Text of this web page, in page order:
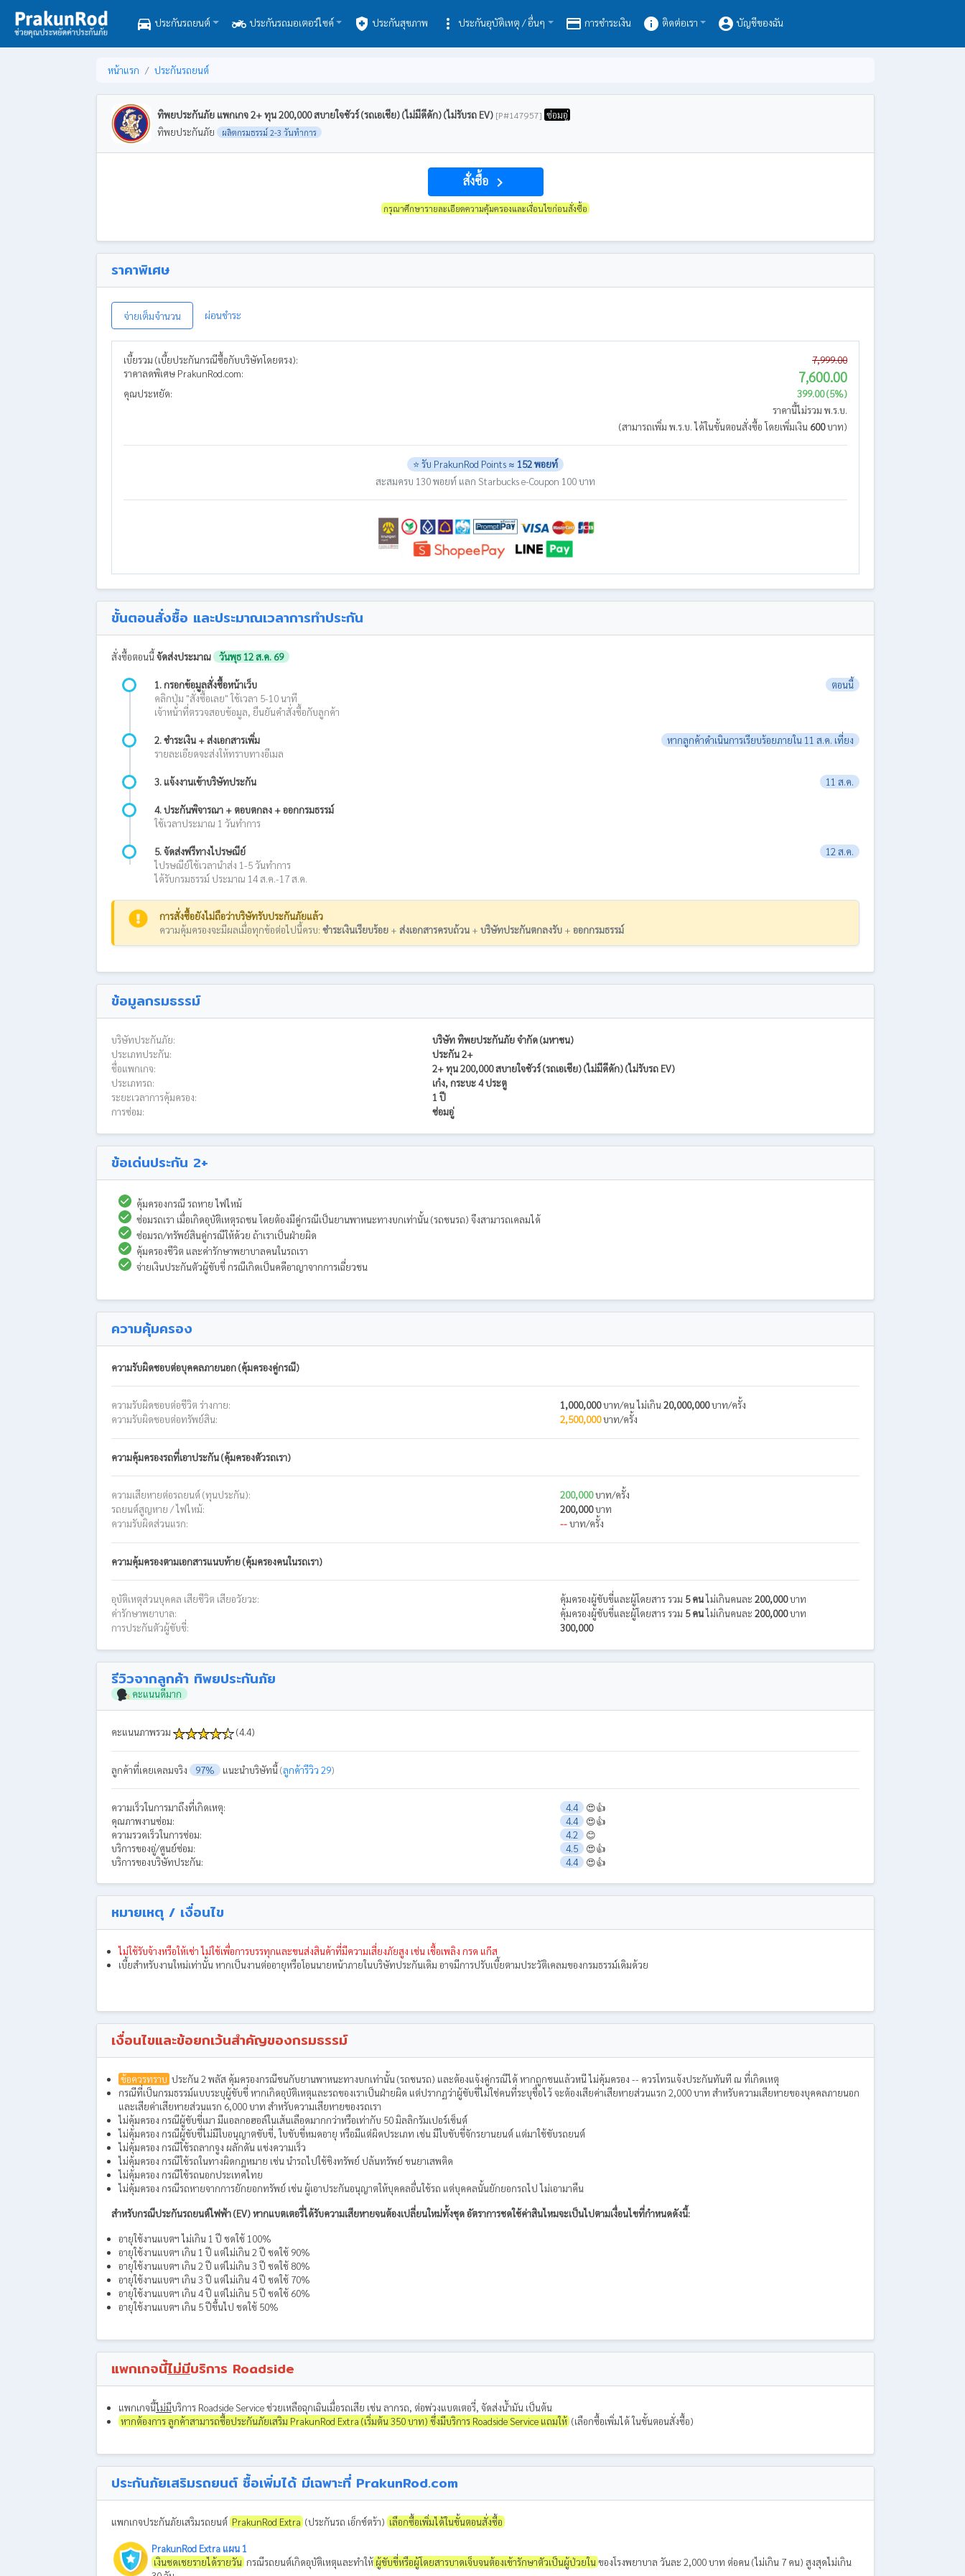
directions_car ประกันรถยนต์ two_wheeler ประกันรถมอเตอร์ไซค์ health_and_safety ประกันสุขภาพ more_vert ประกันอุบัติเหตุ / อื่นๆ payment การชำระเงิน info ติดต่อเรา account_circle บัญชีของฉัน
หน้าแรก ประกันรถยนต์
ทิพยประกันภัย แพกเกจ 2+ ทุน 200,000 สบายใจชัวร์ (รถเอเชีย) (ไม่มีดีดัก) (ไม่รับรถ EV) [P#147957] ซ่อมอู่
ทิพยประกันภัย
ผลิตกรมธรรม์ 2-3 วันทำการ
สั่งซื้อ navigate_next
กรุณาศึกษารายละเอียดความคุ้มครองและเงื่อนไขก่อนสั่งซื้อ
ราคาพิเศษ
จ่ายเต็มจำนวน ผ่อนชำระ
เบี้ยรวม (เบี้ยประกันกรณีซื้อกับบริษัทโดยตรง):
7,999.00
ราคาลดพิเศษ PrakunRod.com:
7,600.00
คุณประหยัด:
399.00 (5%)
ราคานี้ไม่รวม พ.ร.บ.
(สามารถเพิ่ม พ.ร.บ. ได้ในขั้นตอนสั่งซื้อ โดยเพิ่มเงิน 600บาท)
⭐ รับ PrakunRod Points ≈ 152 พอยท์
สะสมครบ 130 พอยท์ แลก Starbucks e-Coupon 100 บาท
ขั้นตอนสั่งซื้อ และประมาณเวลาการทำประกัน
สั่งซื้อตอนนี้จัดส่งประมาณ วันพุธ 12 ส.ค. 69
1. กรอกข้อมูลสั่งซื้อหน้าเว็บ
ตอนนี้
คลิกปุ่ม "สั่งซื้อเลย" ใช้เวลา 5-10 นาที
เจ้าหน้าที่ตรวจสอบข้อมูล, ยืนยันคำสั่งซื้อกับลูกค้า
2. ชำระเงิน + ส่งเอกสารเพิ่ม
หากลูกค้าดำเนินการเรียบร้อยภายใน 11 ส.ค. เที่ยง
รายละเอียดจะส่งให้ทราบทางอีเมล
3. แจ้งงานเข้าบริษัทประกัน 11 ส.ค.
4. ประกันพิจารณา + ตอบตกลง + ออกกรมธรรม์
ใช้เวลาประมาณ 1 วันทำการ
5. จัดส่งฟรีทางไปรษณีย์
12 ส.ค.
ไปรษณีย์ใช้เวลานำส่ง 1-5 วันทำการ
ได้รับกรมธรรม์ ประมาณ 14 ส.ค.-17 ส.ค.
การสั่งซื้อยังไม่ถือว่าบริษัทรับประกันภัยแล้ว
ความคุ้มครองจะมีผลเมื่อทุกข้อต่อไปนี้ครบ: ชำระเงินเรียบร้อย+ ส่งเอกสารครบถ้วน+ บริษัทประกันตกลงรับ+ ออกกรมธรรม์
ข้อมูลกรมธรรม์
บริษัทประกันภัย:
บริษัท ทิพยประกันภัย จำกัด (มหาชน)
ประเภทประกัน:
ประกัน 2+
ชื่อแพกเกจ:
2+ ทุน 200,000 สบายใจชัวร์ (รถเอเชีย) (ไม่มีดีดัก) (ไม่รับรถ EV)
ประเภทรถ:
เก๋ง, กระบะ 4 ประตู
ระยะเวลาการคุ้มครอง:
1 ปี
การซ่อม:
ซ่อมอู่
ข้อเด่นประกัน 2+
คุ้มครองกรณี รถหาย ไฟไหม้
ซ่อมรถเรา เมื่อเกิดอุบัติเหตุรถชน โดยต้องมีคู่กรณีเป็นยานพาหนะทางบกเท่านั้น (รถชนรถ) จึงสามารถเคลมได้
ซ่อมรถ/ทรัพย์สินคู่กรณีให้ด้วย ถ้าเราเป็นฝ่ายผิด
คุ้มครองชีวิต และค่ารักษาพยาบาลคนในรถเรา
จ่ายเงินประกันตัวผู้ขับขี่ กรณีเกิดเป็นคดีอาญาจากการเฉี่ยวชน
ความคุ้มครอง
ความรับผิดชอบต่อบุคคลภายนอก (คุ้มครองคู่กรณี)
ความรับผิดชอบต่อชีวิต ร่างกาย: 1,000,000บาท/คน ไม่เกิน20,000,000บาท/ครั้ง
ความรับผิดชอบต่อทรัพย์สิน:
2,500,000บาท/ครั้ง
ความคุ้มครองรถที่เอาประกัน (คุ้มครองตัวรถเรา)
ความเสียหายต่อรถยนต์ (ทุนประกัน): 200,000บาท/ครั้ง
รถยนต์สูญหาย / ไฟไหม้:
200,000บาท
ความรับผิดส่วนแรก:
--บาท/ครั้ง
ความคุ้มครองตามเอกสารแนบท้าย (คุ้มครองคนในรถเรา)
อุบัติเหตุส่วนบุคคล เสียชีวิต เสียอวัยวะ: คุ้มครองผู้ขับขี่และผู้โดยสาร รวม 5 คนไม่เกินคนละ200,000บาท
ค่ารักษาพยาบาล:
คุ้มครองผู้ขับขี่และผู้โดยสาร รวม 5 คนไม่เกินคนละ200,000บาท
การประกันตัวผู้ขับขี่:
300,000
รีวิวจากลูกค้า ทิพยประกันภัย
คะแนนดีมาก
คะแนนภาพรวม (4.4)
ลูกค้าที่เคยเคลมจริง 97% แนะนำบริษัทนี้(ลูกค้ารีวิว 29)
ความเร็วในการมาถึงที่เกิดเหตุ: 4.4
😍👍
คุณภาพงานซ่อม:
4.4
😍👍
ความรวดเร็วในการซ่อม:
4.2
😊
บริการของอู่/ศูนย์ซ่อม:
4.5
😍👍
บริการของบริษัทประกัน:
4.4 😍👍
หมายเหตุ / เงื่อนไข
ไม่ใช้รับจ้างหรือให้เช่า ไม่ใช้เพื่อการบรรทุกและขนส่งสินค้าที่มีความเสี่ยงภัยสูง เช่น เชื้อเพลิง กรด แก๊ส
เบี้ยสำหรับงานใหม่เท่านั้น หากเป็นงานต่ออายุหรือโอนนายหน้าภายในบริษัทประกันเดิม อาจมีการปรับเบี้ยตามประวัติเคลมของกรมธรรม์เดิมด้วย
เงื่อนไขและข้อยกเว้นสำคัญของกรมธรรม์
ข้อควรทราบ ประกัน 2 พลัส คุ้มครองกรณีชนกับยานพาหนะทางบกเท่านั้น (รถชนรถ) และต้องแจ้งคู่กรณีได้ หากถูกชนแล้วหนี ไม่คุ้มครอง -- ควรโทรแจ้งประกันทันที ณ ที่เกิดเหตุ
กรณีที่เป็นกรมธรรม์แบบระบุผู้ขับขี่ หากเกิดอุบัติเหตุและรถของเราเป็นฝ่ายผิด แต่ปรากฏว่าผู้ขับขี่ไม่ใช่คนที่ระบุชื่อไว้ จะต้องเสียค่าเสียหายส่วนแรก 2,000 บาท สำหรับความเสียหายของบุคคลภายนอก
และเสียค่าเสียหายส่วนแรก 6,000 บาท สำหรับความเสียหายของรถเรา
ไม่คุ้มครอง กรณีผู้ขับขี่เมา มีแอลกอฮอล์ในเส้นเลือดมากกว่าหรือเท่ากับ 50 มิลลิกรัมเปอร์เซ็นต์
ไม่คุ้มครอง กรณีผู้ขับขี่ไม่มีใบอนุญาตขับขี่, ใบขับขี่หมดอายุ หรือมีแต่ผิดประเภท เช่น มีใบขับขี่จักรยานยนต์ แต่มาใช้ขับรถยนต์
ไม่คุ้มครอง กรณีใช้รถลากจูง ผลักดัน แข่งความเร็ว
ไม่คุ้มครอง กรณีใช้รถในทางผิดกฎหมาย เช่น นำรถไปใช้ชิงทรัพย์ ปล้นทรัพย์ ขนยาเสพติด
ไม่คุ้มครอง กรณีใช้รถนอกประเทศไทย
ไม่คุ้มครอง กรณีรถหายจากการยักยอกทรัพย์ เช่น ผู้เอาประกันอนุญาตให้บุคคลอื่นใช้รถ แต่บุคคลนั้นยักยอกรถไป ไม่เอามาคืน
สำหรับกรณีประกันรถยนต์ไฟฟ้า (EV) หากแบตเตอรี่ได้รับความเสียหายจนต้องเปลี่ยนใหม่ทั้งชุด อัตราการชดใช้ค่าสินไหมจะเป็นไปตามเงื่อนไขที่กำหนดดังนี้:
อายุใช้งานแบตฯ ไม่เกิน 1 ปี ชดใช้ 100%
อายุใช้งานแบตฯ เกิน 1 ปี แต่ไม่เกิน 2 ปี ชดใช้ 90%
อายุใช้งานแบตฯ เกิน 2 ปี แต่ไม่เกิน 3 ปี ชดใช้ 80%
อายุใช้งานแบตฯ เกิน 3 ปี แต่ไม่เกิน 4 ปี ชดใช้ 70%
อายุใช้งานแบตฯ เกิน 4 ปี แต่ไม่เกิน 5 ปี ชดใช้ 60%
อายุใช้งานแบตฯ เกิน 5 ปีขึ้นไป ชดใช้ 50%
แพกเกจนี้ไม่มีบริการ Roadside
แพกเกจนี้ไม่มีบริการ Roadside Service ช่วยเหลือฉุกเฉินเมื่อรถเสีย เช่น ลากรถ, ต่อพ่วงแบตเตอรี่, จัดส่งน้ำมัน เป็นต้น
หากต้องการ ลูกค้าสามารถซื้อประกันภัยเสริม PrakunRod Extra (เริ่มต้น 350 บาท) ซึ่งมีบริการ Roadside Service แถมให้ (เลือกซื้อเพิ่มได้ ในขั้นตอนสั่งซื้อ)
ประกันภัยเสริมรถยนต์ ซื้อเพิ่มได้ มีเฉพาะที่ PrakunRod.com
แพกเกจประกันภัยเสริมรถยนต์ PrakunRod Extra (ประกันรถ เอ็กซ์ตร้า) เลือกซื้อเพิ่มได้ในขั้นตอนสั่งซื้อ
PrakunRod Extra แผน 1
เงินชดเชยรายได้รายวัน กรณีรถยนต์เกิดอุบัติเหตุและทำให้ ผู้ขับขี่หรือผู้โดยสารบาดเจ็บจนต้องเข้ารักษาตัวเป็นผู้ป่วยในของโรงพยาบาล วันละ 2,000 บาท ต่อคน (ไม่เกิน 7 คน) สูงสุดไม่เกิน